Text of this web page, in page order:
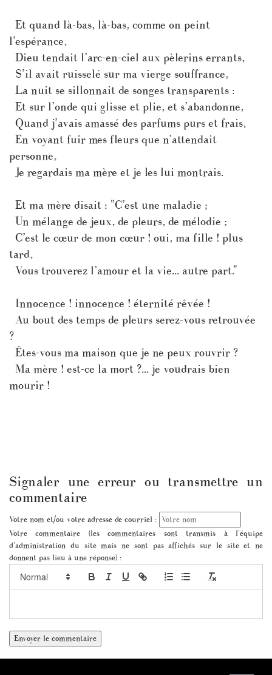
Et quand là-bas, là-bas, comme on peint
l’espérance,
Dieu tendait l’arc-en-ciel aux pèlerins errants,
S’il avait ruisselé sur ma vierge souffrance,
La nuit se sillonnait de songes transparents :
Et sur l’onde qui glisse et plie, et s’abandonne,
Quand j’avais amassé des parfums purs et frais,
En voyant fuir mes fleurs que n’attendait
personne,
Je regardais ma mère et je les lui montrais.
Et ma mère disait : "C’est une maladie ;
Un mélange de jeux, de pleurs, de mélodie ;
C’est le cœur de mon cœur ! oui, ma fille ! plus
tard,
Vous trouverez l’amour et la vie... autre part."
Innocence ! innocence ! éternité rêvée !
Au bout des temps de pleurs serez-vous retrouvée
?
Êtes-vous ma maison que je ne peux rouvrir ?
Ma mère ! est-ce la mort ?... je voudrais bien
mourir !
Signaler une erreur ou transmettre un
commentaire
Votre nom et/ou votre adresse de courriel :
Votre commentaire (les commentaires sont transmis à l'équipe
d'administration du site mais ne sont pas affichés sur le site et ne
donnent pas lieu à une réponse) :